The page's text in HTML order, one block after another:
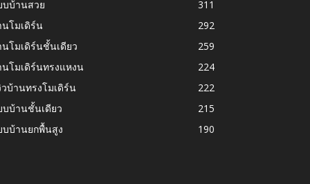
บบ้านสวย
311
โมเดิร์น
292
โมเดิร์นชั้นเดียว
259
โมเดิร์นทรงแหงน
224
บ้านทรงโมเดิร์น
222
บบ้านชั้นเดียว
215
บบ้านยกพื้นสูง
190